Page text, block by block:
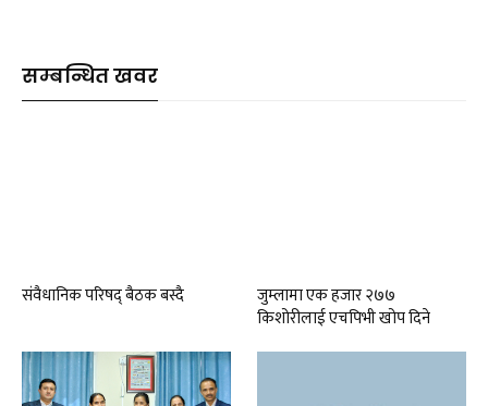
सम्बन्धित खवर
संवैधानिक परिषद् बैठक बस्दै
जुम्लामा एक हजार २७७
किशोरीलाई एचपिभी खोप दिने